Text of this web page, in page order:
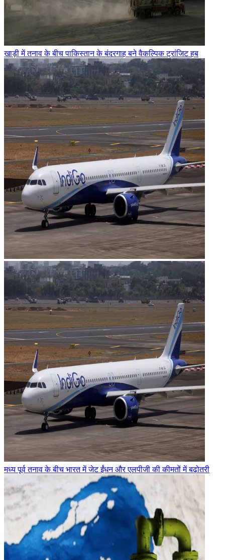
खाड़ी में तनाव के बीच पाकिस्तान के बंदरगाह बने वैकल्पिक ट्रांजिट हब
मध्य पूर्व तनाव के बीच भारत में जेट ईंधन और एलपीजी की कीमतों में बढ़ोतरी